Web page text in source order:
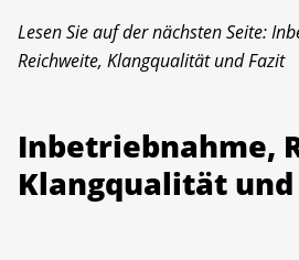
Lesen Sie auf der nächsten Seite:
Reichweite, Klangqualität und Fazit
Inbetriebnahme,
Klangqualität und